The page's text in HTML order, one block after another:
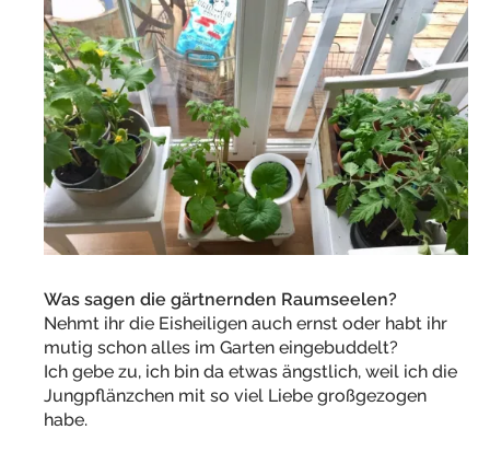
Was sagen die gärtnernden Raumseelen?
Nehmt ihr die Eisheiligen auch ernst oder habt ihr
mutig schon alles im Garten eingebuddelt?
Ich gebe zu, ich bin da etwas ängstlich, weil ich die
Jungpflänzchen mit so viel Liebe großgezogen
habe.